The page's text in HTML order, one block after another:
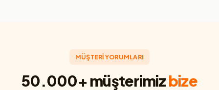
MÜŞTERİ YORUMLARI
50.000+ müşterimizbize